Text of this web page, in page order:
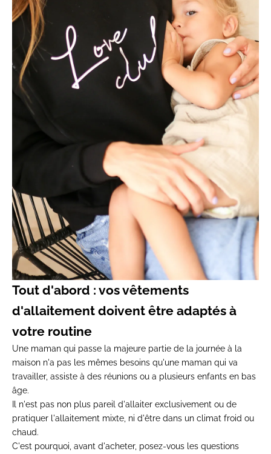
Tout d'abord : vos vêtements
d'allaitement doivent être adaptés à
votre routine
Une maman qui passe la majeure partie de la journée à la
maison n'a pas les mêmes besoins qu'une maman qui va
travailler, assiste à des réunions ou a plusieurs enfants en bas
âge.
Il n'est pas non plus pareil d'allaiter exclusivement ou de
pratiquer l'allaitement mixte, ni d'être dans un climat froid ou
chaud.
C'est pourquoi, avant d'acheter, posez-vous les questions